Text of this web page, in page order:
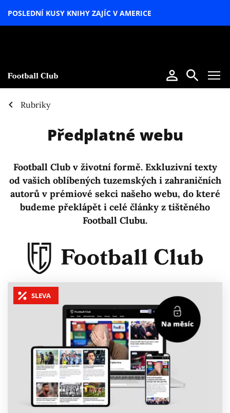
POSLEDNÍ KUSY KNIHY ZAJÍC V AMERICE
Rubriky
Předplatné webu
Football Club v životní formě. Exkluzivní texty
od vašich oblíbených tuzemských i zahraničních
autorů v prémiové sekci našeho webu, do které
budeme překlápět i celé články z tištěného
Football Clubu.
SLEVA